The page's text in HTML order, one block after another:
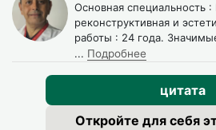
Основная специальность :
реконструктивная и
работы : 24 года.
... Подробнее
цитата
Откройте для себя